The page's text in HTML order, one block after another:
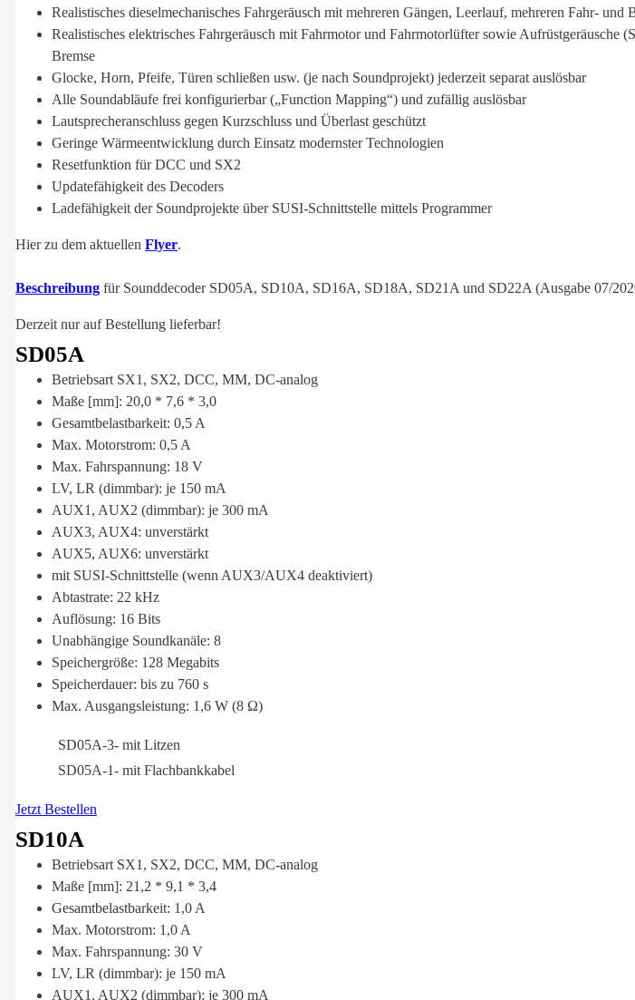
Realistisches dieselmechanisches Fahrgeräusch mit mehreren Gängen, Leerlauf, mehreren Fahr-
Realistisches elektrisches Fahrgeräusch mit Fahrmotor und Fahrmotorlüfter sowie Aufrüstgeräusche
Bremse
Glocke, Horn, Pfeife, Türen schließen usw. (je nach Soundprojekt) jederzeit separat auslösbar
Alle Soundabläufe frei konfigurierbar („Function Mapping“) und zufällig auslösbar
Lautsprecheranschluss gegen Kurzschluss und Überlast geschützt
Geringe Wärmeentwicklung durch Einsatz modernster Technologien
Resetfunktion für DCC und SX2
Updatefähigkeit des Decoders
Ladefähigkeit der Soundprojekte über SUSI-Schnittstelle mittels Programmer
Hier zu dem aktuellen Flyer.
Beschreibung für Sounddecoder SD05A, SD10A, SD16A, SD18A, SD21A und SD22A (Ausgabe 07/
Derzeit nur auf Bestellung lieferbar!
SD05A
Betriebsart SX1, SX2, DCC, MM, DC-analog
Maße [mm]: 20,0 * 7,6 * 3,0
Gesamtbelastbarkeit: 0,5 A
Max. Motorstrom: 0,5 A
Max. Fahrspannung: 18 V
LV, LR (dimmbar): je 150 mA
AUX1, AUX2 (dimmbar): je 300 mA
AUX3, AUX4: unverstärkt
AUX5, AUX6: unverstärkt
mit SUSI-Schnittstelle (wenn AUX3/AUX4 deaktiviert)
Abtastrate: 22 kHz
Auflösung: 16 Bits
Unabhängige Soundkanäle: 8
Speichergröße: 128 Megabits
Speicherdauer: bis zu 760 s
Max. Ausgangsleistung: 1,6 W (8 Ω)
SD05A-3- mit Litzen
SD05A-1- mit Flachbankkabel
Jetzt Bestellen
SD10A
Betriebsart SX1, SX2, DCC, MM, DC-analog
Maße [mm]: 21,2 * 9,1 * 3,4
Gesamtbelastbarkeit: 1,0 A
Max. Motorstrom: 1,0 A
Max. Fahrspannung: 30 V
LV, LR (dimmbar): je 150 mA
AUX1, AUX2 (dimmbar): je 300 mA